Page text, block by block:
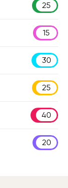
25
15
30
25
40
20